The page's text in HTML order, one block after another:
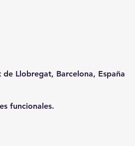
Llobregat, Barcelona, España
funcionales.